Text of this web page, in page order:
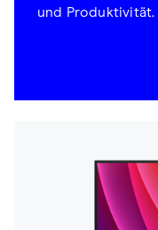
und Produktivität.